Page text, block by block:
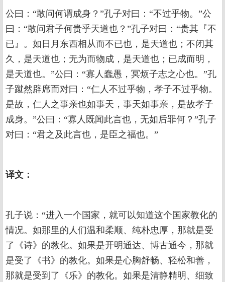
公曰：“敢问何谓成身？”孔子对曰：“不过乎物。”公
曰：“敢问君子何贵乎天道也？”孔子对曰：“贵其『不
已』。如日月东西相从而不已也，是天道也；不闭其
久，是天道也；无为而物成，是天道也；已成而明，
是天道也。”公曰：“寡人蠢愚，冥烦子志之心也。”孔
子蹴然辟席而对曰：“仁人不过乎物，孝子不过乎物。
是故，仁人之事亲也如事天，事天如事亲，是故孝子
成身。”公曰：“寡人既闻此言也，无如后罪何？”孔子
对曰：“君之及此言也，是臣之福也。”
译文：
孔子说：“进入一个国家，就可以知道这个国家教化的
情况。如那里的人们温和柔顺、纯朴忠厚，那就是受
了《诗》的教化。如果是开明通达、博古通今，那就
是受了《书》的教化。如果是心胸舒畅、轻松和善，
那就是受到了《乐》的教化。如果是清静精明、细致